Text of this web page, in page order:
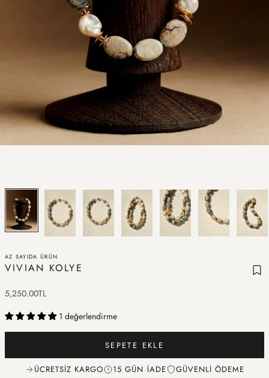
AZ SAYIDA ÜRÜN
VIVIAN KOLYE
İndirimli fiyat
5,250.00TL
1 değerlendirme
SEPETE EKLE
ÜCRETSIZ KARGO 15 GÜN İADE GÜVENLI ÖDEME